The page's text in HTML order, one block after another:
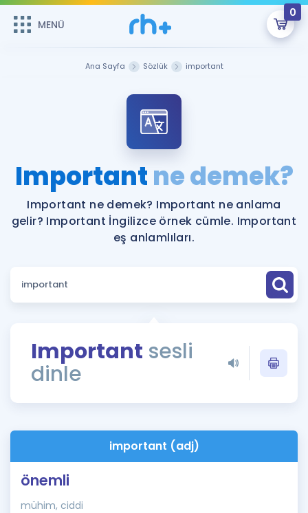
MENÜ
0
ÜYE DEĞİLİM
Sepetin Şu An Boş.
Remzi Hoca ile seni sınava hazırlayacak onlarca eğitim seni
bekliyor!
MENÜ
Katılımcı Görüşleri
Faydalı Araçlar
Sözlük
Rehberlik Aracı
ÖSYM Sınav Takvimi
İngilizce Gramer
Hakkımızda
Ana Sayfa Sözlük important
Importantne demek?
Important ne demek? Important ne anlama
gelir? Important İngilizce örnek cümle. Important
eş anlamlıları.
Important sesli
dinle
important (adj)
önemli
mühim, ciddi